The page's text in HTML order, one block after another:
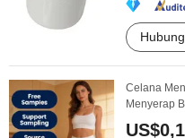
Celana
Menyerap